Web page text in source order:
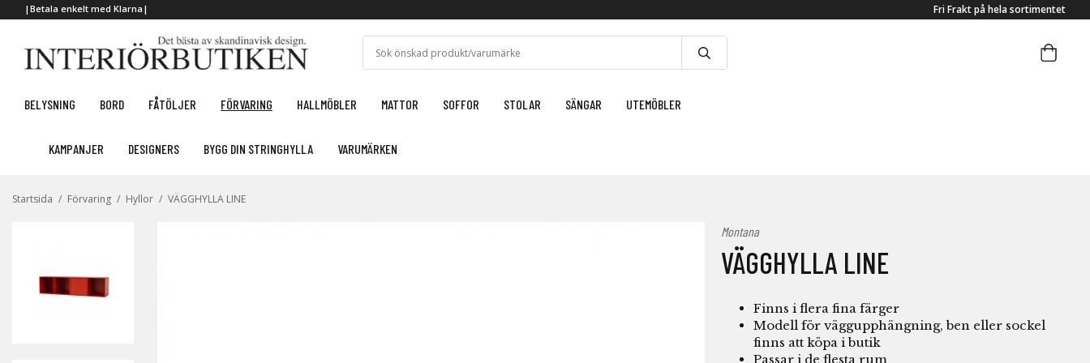
|Betala enkelt med Klarna| Fri Frakt på hela sortimentet
BELYSNING BORD FÅTÖLJER FÖRVARING HALLMÖBLER MATTOR SOFFOR STOLAR SÄNGAR UTEMÖBLER
KAMPANJER DESIGNERS BYGG DIN STRINGHYLLA VARUMÄRKEN
Startsida / Förvaring / Hyllor / VÄGGHYLLA LINE
Montana
VÄGGHYLLA LINE
Finns i flera fina färger
Modell för väggupphängning, ben eller sockel
finns att köpa i butik
Passar i de flesta rum